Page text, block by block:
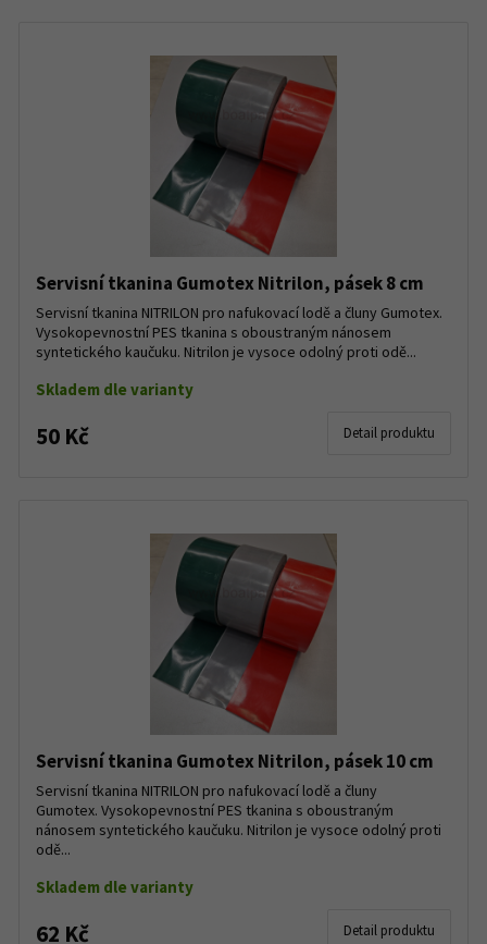
Servisní tkanina Gumotex Nitrilon, pásek 8 cm
Servisní tkanina NITRILON pro nafukovací lodě a čluny Gumotex.
Vysokopevnostní PES tkanina s oboustraným nánosem
syntetického kaučuku. Nitrilon je vysoce odolný proti odě...
Skladem dle varianty
50 Kč Detail produktu
Servisní tkanina Gumotex Nitrilon, pásek 10 cm
Servisní tkanina NITRILON pro nafukovací lodě a čluny
Gumotex. Vysokopevnostní PES tkanina s oboustraným
nánosem syntetického kaučuku. Nitrilon je vysoce odolný proti
odě...
Skladem dle varianty
62 Kč Detail produktu